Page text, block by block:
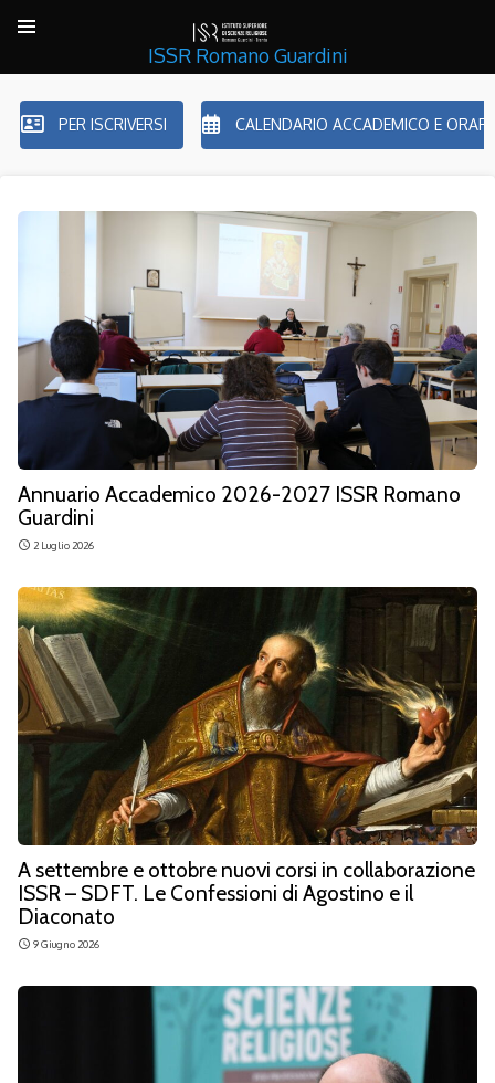
ISSR Romano Guardini
PER ISCRIVERSI CALENDARIO ACCADEMICO E
Annuario Accademico 2026-2027 ISSR Romano
Guardini
access_time 2 Luglio 2026
A settembre e ottobre nuovi corsi in collaborazione
ISSR – SDFT. Le Confessioni di Agostino e il
Diaconato
access_time 9 Giugno 2026